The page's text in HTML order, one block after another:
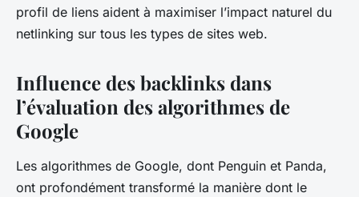
profil de liens aident à maximiser l’impact naturel du
netlinking sur tous les types de sites web.
Influence des backlinks dans
l’évaluation des algorithmes de
Google
Les algorithmes de Google, dont Penguin et Panda,
ont profondément transformé la manière dont le